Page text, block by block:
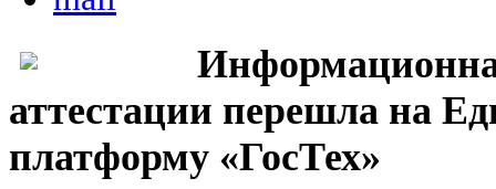
аттестации перешла на
платформу «ГосТех»